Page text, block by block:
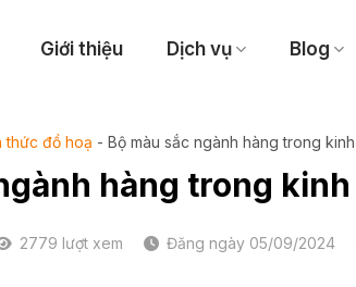
Giới thiệu Dịch vụ Blog
thức đồ hoạ - Bộ màu sắc ngành hàng trong
hàng trong
2779 lượt xem Đăng ngày 05/09/2024